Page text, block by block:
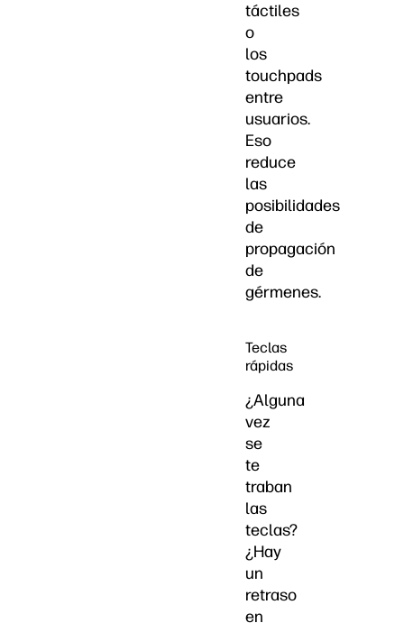
táctiles
o
los
touchpads
entre
usuarios.
Eso
reduce
las
posibilidades
de
propagación
de
gérmenes.
Teclas
rápidas
¿Alguna
vez
se
te
traban
las
teclas?
¿Hay
un
retraso
en